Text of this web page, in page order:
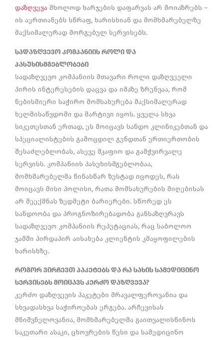
დაზღვევა მხოლოდ ხარჯების დაფარვას არ მოიაზრებს –
ის აერთიანებს სწრაფ, ხარისხიან და მომხმარებელზე
მაქსიმალურად მორგებულ სერვისებს.
სადაზღვევო კომპანიის როლი და
პასუხისმგებლობები
სადაზღვევო კომპანიის მთავარი როლი დაზღვეული
პირის ინტერესების დაცვა და იმაზე ზრუნვაა, რომ
ნებისმიერი საჭირო მომსახურება მაქსიმალურად
ხელმისაწვდომი და მარტივი იყოს. ყველა სხვა
სიკეთესთან ერთად, ეს მოიცავს სანდო კლინიკებთან და
სპეციალისტების გამოცდილ გუნდთან ურთიერთობის
შესაძლებლობას, ასევე მკაფიო და გამჭვირვალე
სერვისს. კომპანიის პასუხისმგებლობაა,
მომხმარებელმა წინასწარ ზუსტად იცოდეს, რას
მოიცავს მისი პოლისი, რათა მომსახურების მიღებისას
არ შეექმნას ზედმეტი ბარიერები. სწორედ ეს
სანდოობა და პროგნოზირებადობა განსაზღვრავს
სადაზღვევო კომპანიის რეპუტაციას, რაც საბოლოო
ჯამში პირდაპირ აისახება კლიენტის კმაყოფილების
ხარისხზე.
როგორ ვირჩევთ პაკეტებს და რა სახის სამედიცინო
სერვისებს მოიცავს კერძო დაზღვევა?
კერძო დაზღვევის პაკეტები მრავალფეროვანია და
სხვადასხვა საჭიროებას ერგება. არჩევისას
მნიშვნელოვანია, მომხმარებელმა გაითვალისწინოს
საკუთარი ასაკი, ცხოვრების წესი და სამედიცინო